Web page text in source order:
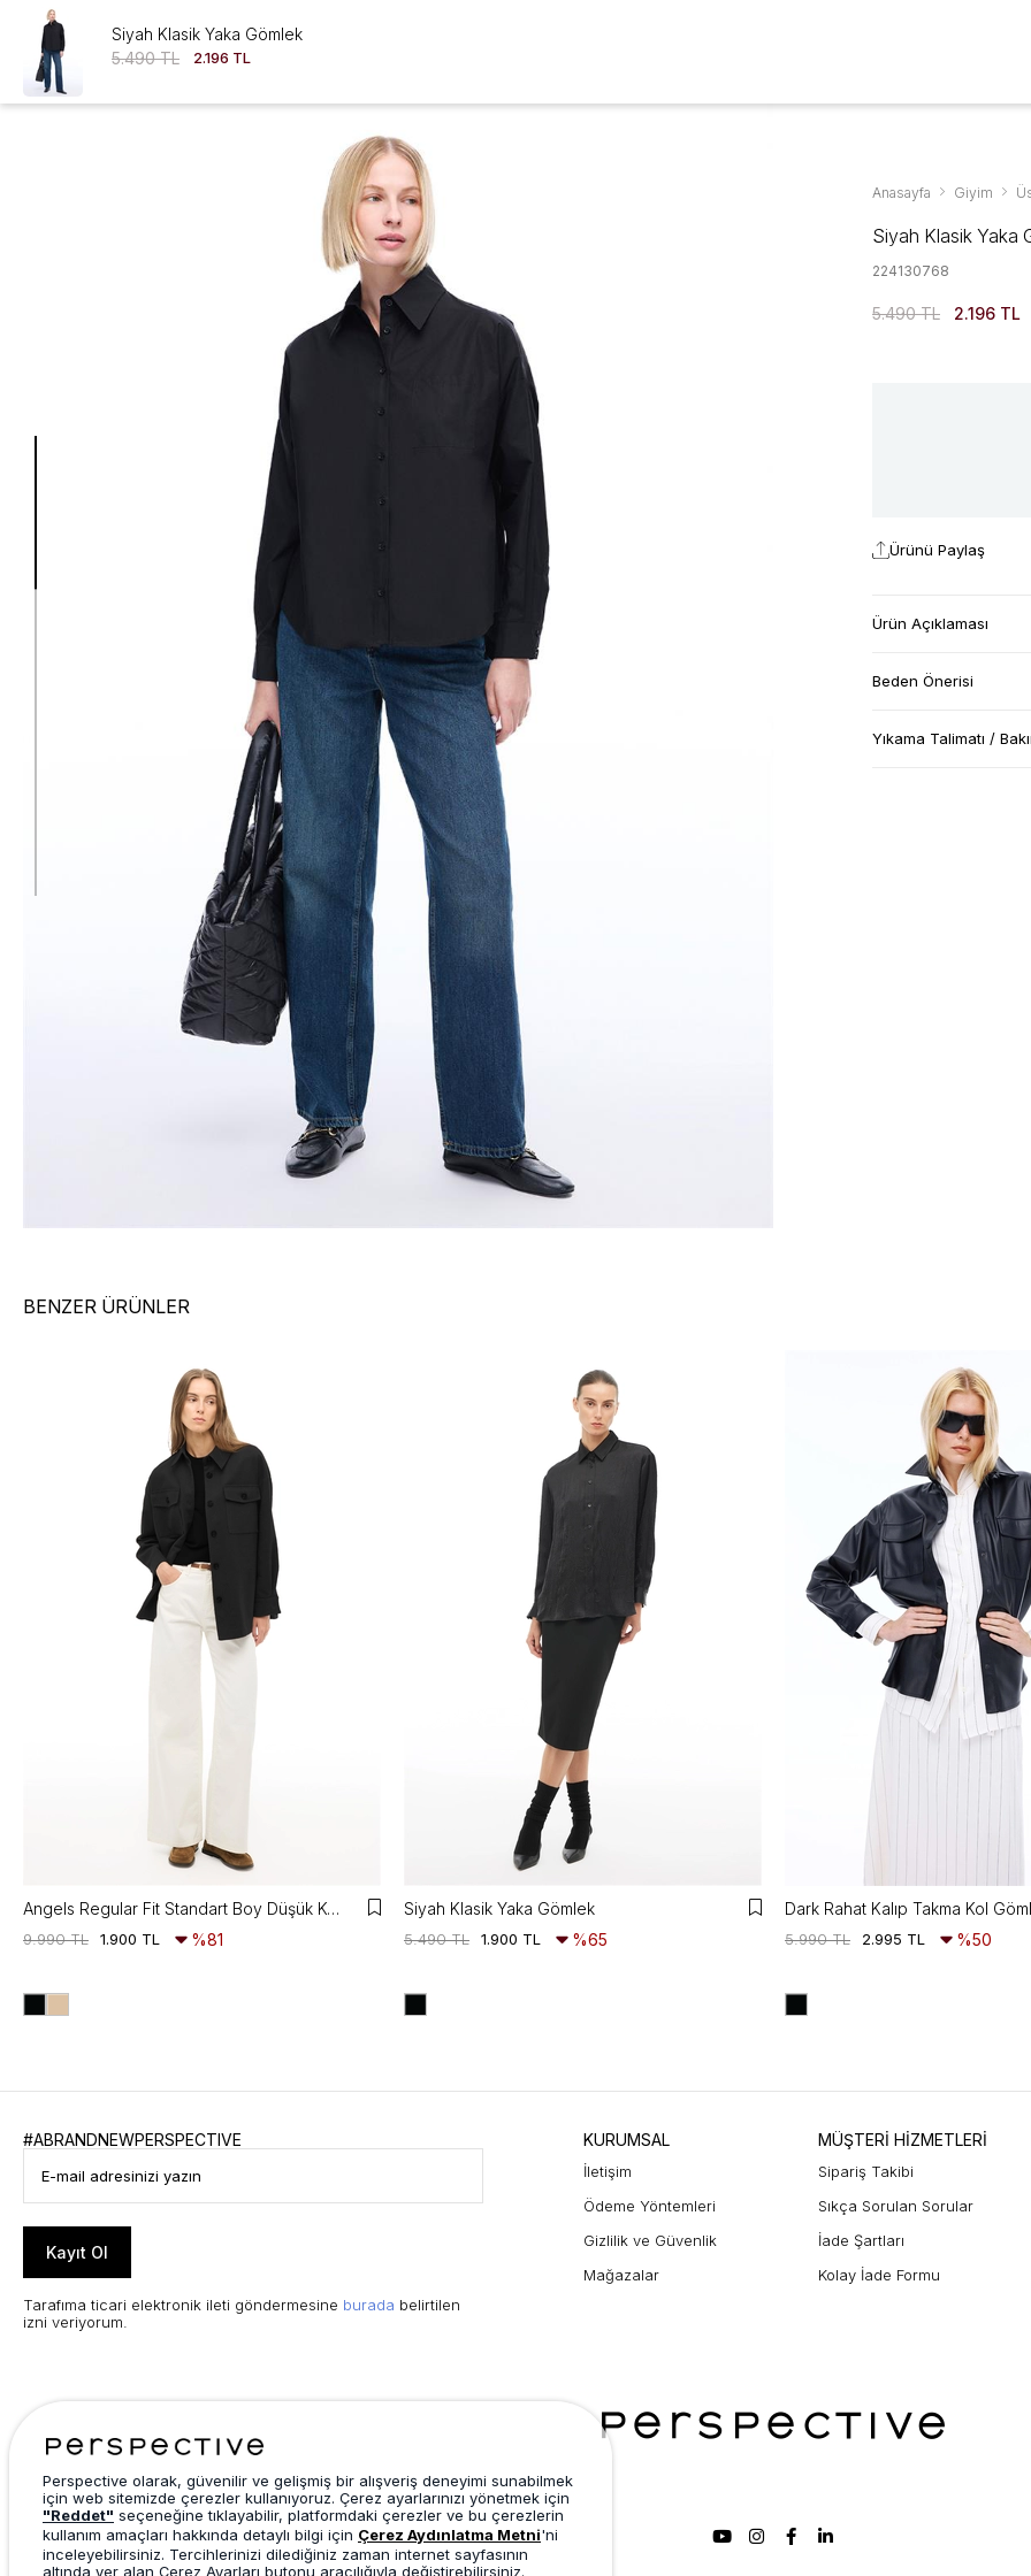
Anasayfa Giyim
Siyah Klasik Yaka
224130768
5.490 TL 2.196 TL
Ürünü Paylaş
Ürün Açıklaması
Beden Önerisi
Yıkama Talimatı /
Siyah Klasik Yaka Gömlek
5.490 TL
2.196 TL
BENZER ÜRÜNLER
Angels Regular Fit Standart Boy Düşük Kollu Gömlek Yaka Siyah Mont
1.900 TL
9.990 TL %81
Siyah Klasik Yaka Gömlek
1.900 TL
5.490 TL %65 2.995 TL
5.990 TL %50
#ABRANDNEWPERSPECTIVE
Kayıt Ol
Tarafıma ticari elektronik ileti göndermesine burada belirtilen
izni veriyorum.
KURUMSAL
İletişim
Ödeme Yöntemleri
Gizlilik ve Güvenlik
Mağazalar
MÜŞTERİ HİZMETLERİ
Sipariş Takibi
Sıkça Sorulan Sorular
İade Şartları
Kolay İade Formu
Perspective olarak, güvenilir ve gelişmiş bir alışveriş deneyimi sunabilmek
için web sitemizde çerezler kullanıyoruz. Çerez ayarlarınızı yönetmek için
"Reddet" seçeneğine tıklayabilir, platformdaki çerezler ve bu çerezlerin
kullanım amaçları hakkında detaylı bilgi için Çerez Aydınlatma Metni'ni
inceleyebilirsiniz. Tercihlerinizi dilediğiniz zaman internet sayfasının
altında yer alan Çerez Ayarları butonu aracılığıyla değiştirebilirsiniz.